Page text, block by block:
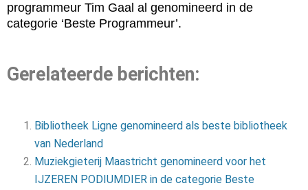
programmeur Tim Gaal al genomineerd in de
categorie ‘Beste Programmeur’.
Gerelateerde berichten:
Bibliotheek Ligne genomineerd als beste bibliotheek
van Nederland
Muziekgieterij Maastricht genomineerd voor het
IJZEREN PODIUMDIER in de categorie Beste